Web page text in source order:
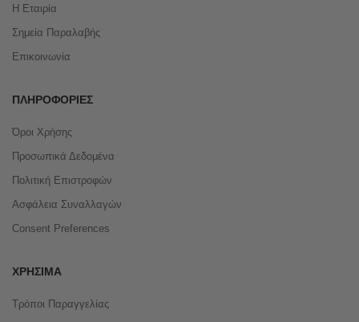
Η Εταιρία
Σημεία Παραλαβής
Επικοινωνία
ΠΛΗΡΟΦΟΡΊΕΣ
Όροι Χρήσης
Προσωπικά Δεδομένα
Πολιτική Επιστροφών
Ασφάλεια Συναλλαγών
Consent Preferences
ΧΡΉΣΙΜΑ
Τρόποι Παραγγελίας